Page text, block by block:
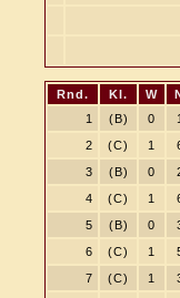
Rnd. Kl. W
1
(B) 0
2
(C) 1
3
(B) 0
4
(C) 1
5
(B) 0
6
(C) 1
7
(C) 1